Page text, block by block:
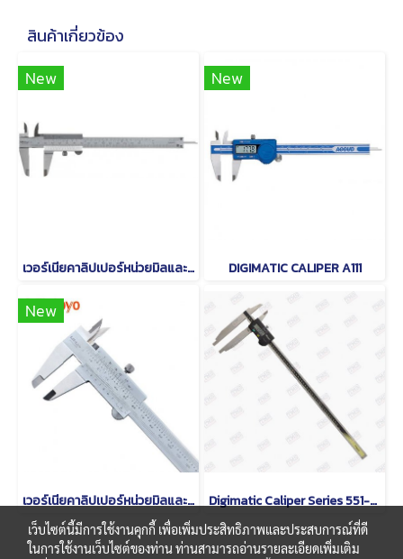
สินค้าเกี่ยวข้อง
New
เวอร์เนียคาลิปเปอร์หน่วยมิลและนิ้วความละเอียด0.02มิล[series 530]
New
DIGIMATIC CALIPER A111
New
เวอร์เนียคาลิปเปอร์หน่วยมิลและนิ้วความละเอียด0.05มิล [Series 530] Digimatic Caliper Series 551-301
เว็บไซต์นี้มีการใช้งานคุกกี้ เพื่อเพิ่มประสิทธิภาพและประสบการณ์ที่ดี
ในการใช้งานเว็บไซต์ของท่าน ท่านสามารถอ่านรายละเอียดเพิ่มเติม